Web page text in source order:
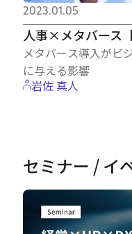
人事×メタバース【
メタバース導入がビ
に与える影響
2023.01.05
岩佐 真人
セミナー / イ